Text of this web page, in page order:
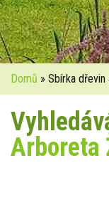
Domů » Sbírka
Arboreta